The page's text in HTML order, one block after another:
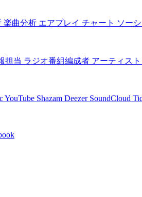
楽曲分析 エアプレイ チャート ソー
担当 ラジオ番組編成者 アーティスト
YouTube Shazam Deezer SoundCloud